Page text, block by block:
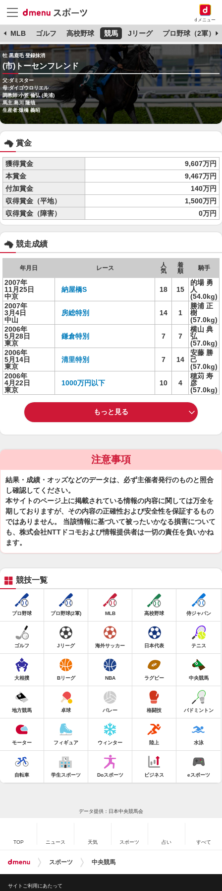
dメニュー
MLB ゴルフ 高校野球 競馬 Jリーグ プロ野球（2軍）
牡 黒鹿毛 登録抹消
(市)トーセンフレンド
父:ダミスター
母:ダイゴウロリエル
調教師:小笠 倫弘 (美浦)
馬主:島川 隆哉
生産者:猿橋 義昭
賞金
獲得賞金
9,607万円
本賞金
9,467万円
付加賞金
140万円
収得賞金（平地）
1,500万円
収得賞金（障害）
0万円
競走成績
年月日 レース
人
気
着
順
騎手
2007年
11月25日
中京
納屋橋S 18 15
的場 勇
人
(54.0kg)
2007年
3月4日
中山
房総特別 14 1
勝浦 正
樹
(57.0kg)
2006年
5月28日
東京
鎌倉特別 7 7
横山 典
弘
(57.0kg)
2006年
5月14日
東京
清里特別 7 14
安藤 勝
己
(57.0kg)
2006年
4月22日
東京
1000万円以下 10 4
穂苅 寿
彦
(57.0kg)
もっと見る
注意事項
結果・成績・オッズなどのデータは、必ず主催者発行のものと照合
し確認してください。
本サイトのページ上に掲載されている情報の内容に関しては万全を
期しておりますが、その内容の正確性および安全性を保証するもの
ではありません。 当該情報に基づいて被ったいかなる損害について
も、株式会社NTTドコモおよび情報提供者は一切の責任を負いかね
ます。
競技一覧
プロ野球 プロ野球(2軍) MLB 高校野球 侍ジャパン
ゴルフ Jリーグ 海外サッカー 日本代表 テニス
大相撲 Bリーグ NBA ラグビー 中央競馬
地方競馬 卓球 バレー 格闘技 バドミントン
モーター フィギュア ウィンター 陸上 水泳
自転車 学生スポーツ Doスポーツ ビジネス eスポーツ
データ提供：日本中央競馬会
TOP ニュース 天気 スポーツ 占い すべて
スポーツ 中央競馬
サイトご利用にあたって